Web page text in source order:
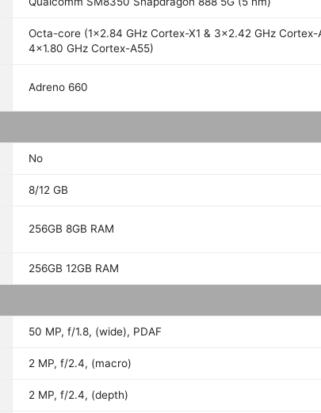
Octa-core (1x2.84 GHz Cortex-X1 & 3x2.42 GHz Cortex-
4x1.80 GHz Cortex-A55)
Adreno 660
No
8/12 GB
256GB 8GB RAM
256GB 12GB RAM
50 MP, f/1.8, (wide), PDAF
2 MP, f/2.4, (macro)
2 MP, f/2.4, (depth)